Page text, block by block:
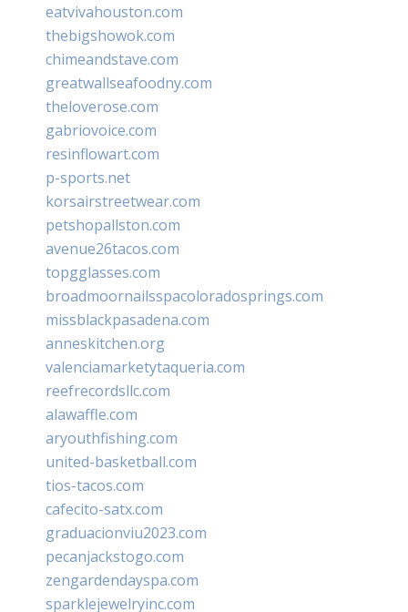
eatvivahouston.com
thebigshowok.com
chimeandstave.com
greatwallseafoodny.com
theloverose.com
gabriovoice.com
resinflowart.com
p-sports.net
korsairstreetwear.com
petshopallston.com
avenue26tacos.com
topgglasses.com
broadmoornailsspacoloradosprings.com
missblackpasadena.com
anneskitchen.org
valenciamarketytaqueria.com
reefrecordsllc.com
alawaffle.com
aryouthfishing.com
united-basketball.com
tios-tacos.com
cafecito-satx.com
graduacionviu2023.com
pecanjackstogo.com
zengardendayspa.com
sparklejewelryinc.com